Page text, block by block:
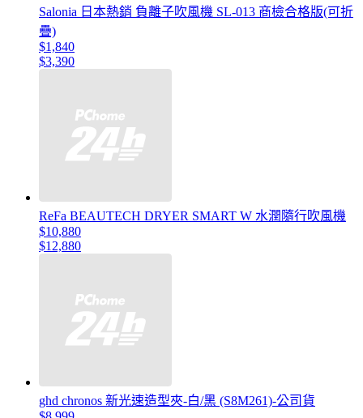
Salonia 日本熱銷 負離子吹風機 SL-013 商檢合格版(可折
疊)
$1,840
$3,390
ReFa BEAUTECH DRYER SMART W 水潤隨行吹風機
$10,880
$12,880
ghd chronos 新光速造型夾-白/黑 (S8M261)-公司貨